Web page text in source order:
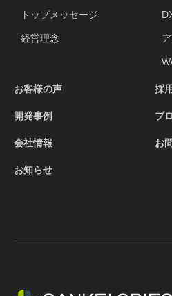
トップメッセージ
経営理念
お客様の声
開発事例
会社情報
お知らせ
採
ブ
お